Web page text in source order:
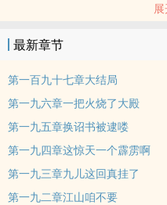
最新章节
第一百九十七章大结局
第一九六章一把火烧了大殿
第一九五章换诏书被逮喽
第一九四章这惊天一个霹雳啊
第一九三章九儿这回真挂了
第一九二章江山咱不要